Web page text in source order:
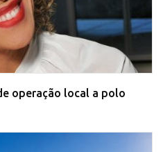
operação local a polo